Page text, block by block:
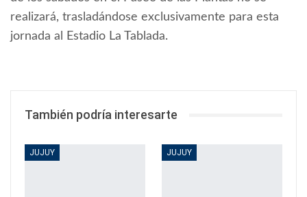
realizará, trasladándose exclusivamente para esta
jornada al Estadio La Tablada.
También podría interesarte
JUJUY JUJUY